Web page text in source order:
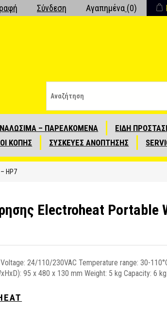
Σύνδεση Αγαπημένα (0)
– ΠΑΡΕΛΚΟΜΕΝΑ
ΕΙΔΗ
ΚΟΠΗΣ ΣΥΣΚΕΥΕΣ ΑΝΟΠΤΗΣΗΣ
HP7
Electroheat Portable
24/110/230VAC Temperature range: 30-
95 x 480 x 130 mm Weight: 5 kg Capacity: 6 kg